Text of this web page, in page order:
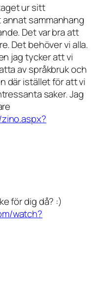
ur sitt
sammanhang
Det var bra att
Det behöver vi alla.
jag tycker att vi
av språkbruk och
där istället för att vi
saker. Jag
för dig då? :)
watch?